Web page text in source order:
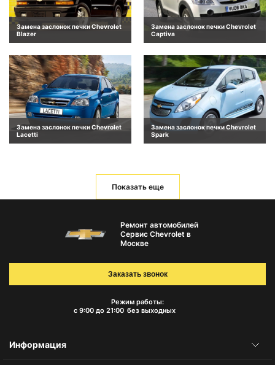
Замена заслонок печки Chevrolet
Blazer
Замена заслонок печки Chevrolet
Captiva
Замена заслонок печки Chevrolet
Lacetti
Замена заслонок печки Chevrolet
Spark
Показать еще
Ремонт автомобилей
Сервис Chevrolet в
Москве
Режим работы:
с 9:00 до 21:00 без выходных
Заказать звонок
Информация